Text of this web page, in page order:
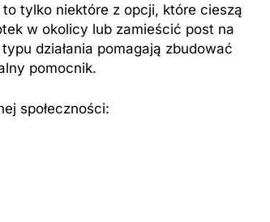
tylko niektóre z opcji, które cieszą
w okolicy lub zamieścić post na
działania pomagają zbudować
pomocnik.
społeczności: